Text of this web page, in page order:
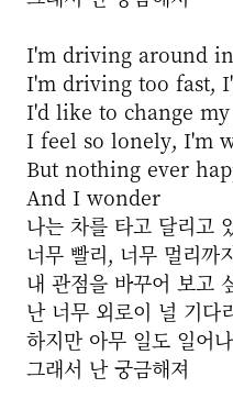
I'm driving around
I'm driving too fast,
I'd like to change
I feel so lonely, I'm
But nothing ever
And I wonder
나는 차를 타고 달리고
너무 빨리, 너무 멀리까
내 관점을 바꾸어 보고
난 너무 외로이 널 기다
하지만 아무 일도 일어
그래서 난 궁금해져